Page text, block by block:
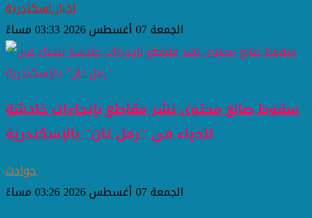
اخبار اسكندرية
الجمعة 07 أغسطس 2026 03:33 مساءً
سقوط صانع محتوى نشر مقاطع بإيحاءات خادشة
للحياء في "رمل ثان" بالإسكندرية
حوادث
الجمعة 07 أغسطس 2026 03:26 مساءً